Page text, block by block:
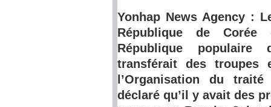
Yonhap News Agency :
République de
République populaire
transférait des troupes
l’Organisation du
déclaré qu’il y avait des